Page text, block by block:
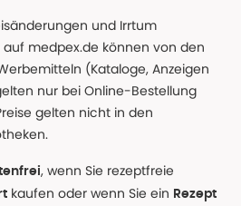
und Irrtum
auf medpex.de können von den
(Kataloge, Anzeigen
nur bei Online-Bestellung
gelten nicht in den
, wenn Sie rezeptfreie
kaufen oder wenn Sie ein Rezept